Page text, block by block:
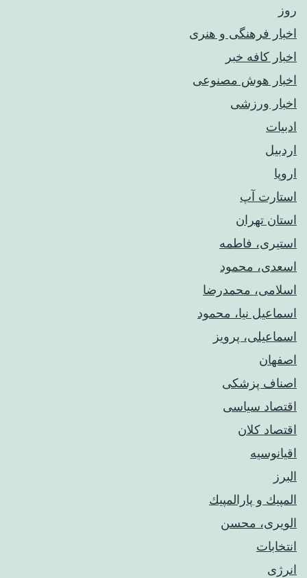
روز
اخبار فرهنگی و هنری
اخبار کافه خبر
اخبار هوش مصنوعی
اخبار ورزشی
ادبیات
اردبیل
اروپا
استارت آپ
استان تهران
استیری، فاطمه
اسعدی، محمود
اسلامی، محمدرضا
اسماعیل نیا، محمود
اسماعیلی، پرویز
اصفهان
اصناف پزشکی
اقتصاد سیاسی
اقتصاد کلان
اقیانوسیه
البرز
المپيك و پارالمپيك
الویری، محسن
انتخابات
انرژی